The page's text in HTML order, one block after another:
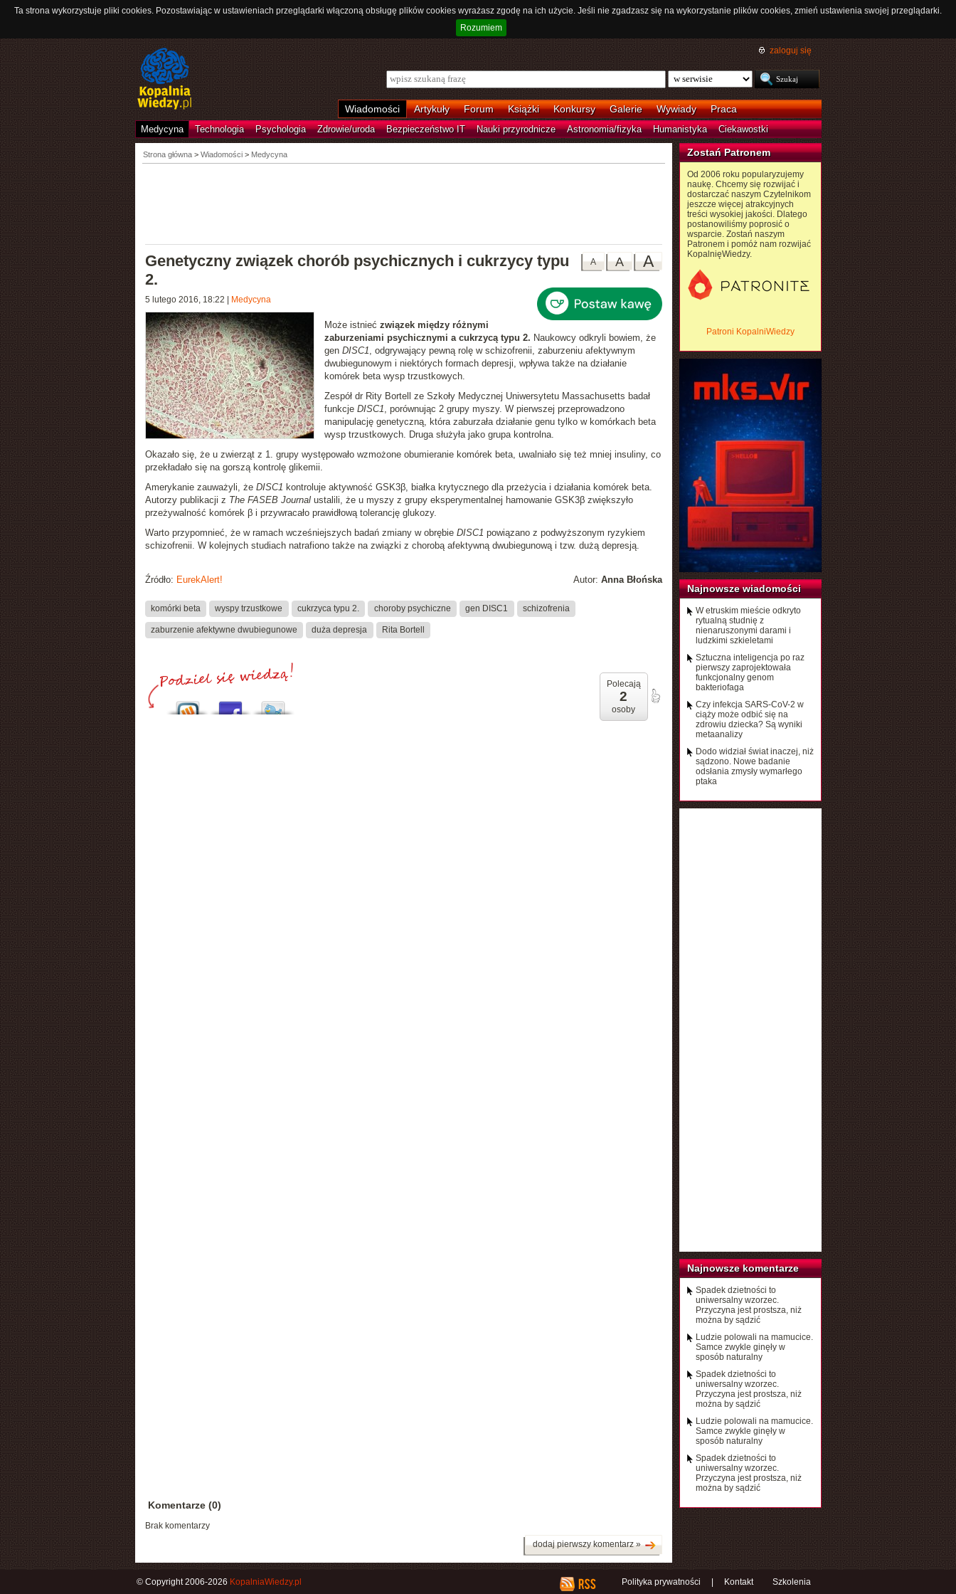
Ta strona wykorzystuje pliki cookies. Pozostawiając w ustawieniach przeglądarki włączoną obsługę plików cookies wyrażasz zgodę na ich użycie. Jeśli nie zgadzasz się na wykorzystanie plików cookies, zmień ustawienia swojej przeglądarki.
Rozumiem
zaloguj się
Wiadomości Artykuły Forum Książki Konkursy Galerie Wywiady Praca
Medycyna Technologia Psychologia Zdrowie/uroda Bezpieczeństwo IT Nauki przyrodnicze Astronomia/fizyka Humanistyka Ciekawostki
Strona główna> Wiadomości > Medycyna
A
A
A
Genetyczny związek chorób psychicznych i cukrzycy typu
2.
5 lutego 2016, 18:22 Medycyna
Może istnieć związek między różnymi
zaburzeniami psychicznymi a cukrzycą typu 2. Naukowcy odkryli bowiem, że
gen DISC1, odgrywający pewną rolę w schizofrenii, zaburzeniu afektywnym
dwubiegunowym i niektórych formach depresji, wpływa także na działanie
komórek beta wysp trzustkowych.
Zespół dr Rity Bortell ze Szkoły Medycznej Uniwersytetu Massachusetts badał
funkcje DISC1, porównując 2 grupy myszy. W pierwszej przeprowadzono
manipulację genetyczną, która zaburzała działanie genu tylko w komórkach beta
wysp trzustkowych. Druga służyła jako grupa kontrolna.
Okazało się, że u zwierząt z 1. grupy występowało wzmożone obumieranie komórek beta, uwalniało się też mniej insuliny, co
przekładało się na gorszą kontrolę glikemii.
Amerykanie zauważyli, że DISC1 kontroluje aktywność GSK3β, białka krytycznego dla przeżycia i działania komórek beta.
Autorzy publikacji z The FASEB Journalustalili, że u myszy z grupy eksperymentalnej hamowanie GSK3β zwiększyło
przeżywalność komórek β i przywracało prawidłową tolerancję glukozy.
Warto przypomnieć, że w ramach wcześniejszych badań zmiany w obrębie DISC1 powiązano z podwyższonym ryzykiem
schizofrenii. W kolejnych studiach natrafiono także na związki z chorobą afektywną dwubiegunową i tzw. dużą depresją.
Autor: Anna Błońska
Źródło: EurekAlert!
komórki beta wyspy trzustkowe cukrzyca typu 2. choroby psychiczne gen DISC1 schizofrenia
zaburzenie afektywne dwubiegunowe duża depresja Rita Bortell
Polecają
2
osoby
Komentarze (0)
Brak komentarzy
dodaj pierwszy komentarz »
Zostań Patronem
Od 2006 roku popularyzujemy
naukę. Chcemy się rozwijać i
dostarczać naszym Czytelnikom
jeszcze więcej atrakcyjnych
treści wysokiej jakości. Dlatego
postanowiliśmy poprosić o
wsparcie. Zostań naszym
Patronem i pomóż nam rozwijać
KopalnięWiedzy.
Patroni KopalniWiedzy
Najnowsze wiadomości
W etruskim mieście odkryto
rytualną studnię z
nienaruszonymi darami i
ludzkimi szkieletami
Sztuczna inteligencja po raz
pierwszy zaprojektowała
funkcjonalny genom
bakteriofaga
Czy infekcja SARS-CoV-2 w
ciąży może odbić się na
zdrowiu dziecka? Są wyniki
metaanalizy
Dodo widział świat inaczej, niż
sądzono. Nowe badanie
odsłania zmysły wymarłego
ptaka
Najnowsze komentarze
Spadek dzietności to
uniwersalny wzorzec.
Przyczyna jest prostsza, niż
można by sądzić
Ludzie polowali na mamucice.
Samce zwykle ginęły w
sposób naturalny
Spadek dzietności to
uniwersalny wzorzec.
Przyczyna jest prostsza, niż
można by sądzić
Ludzie polowali na mamucice.
Samce zwykle ginęły w
sposób naturalny
Spadek dzietności to
uniwersalny wzorzec.
Przyczyna jest prostsza, niż
można by sądzić
Polityka prywatności Kontakt Szkolenia
© Copyright 2006-2026 KopalniaWiedzy.pl